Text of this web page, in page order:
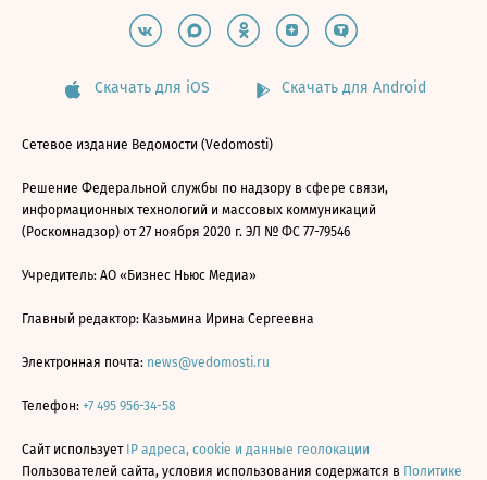
Скачать для iOS Скачать для Android
Сетевое издание Ведомости (Vedomosti)
Решение Федеральной службы по надзору в сфере связи,
информационных технологий и массовых коммуникаций
(Роскомнадзор) от 27 ноября 2020 г. ЭЛ № ФС 77-79546
Учредитель: АО «Бизнес Ньюс Медиа»
Главный редактор: Казьмина Ирина Сергеевна
Электронная почта: news@vedomosti.ru
Телефон: +7 495 956-34-58
Сайт использует IP адреса, cookie и данные геолокации
Пользователей сайта, условия использования содержатся в Политике